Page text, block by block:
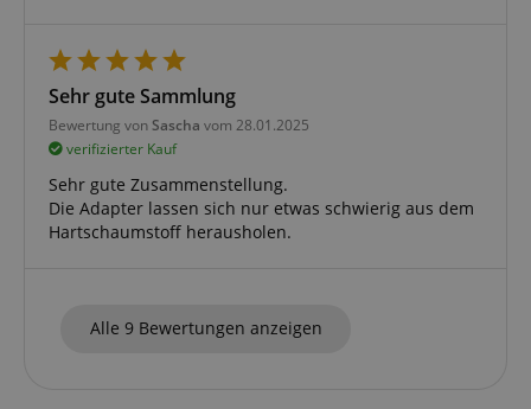
Sehr gute Sammlung
Bewertung von Sascha vom 28.01.2025
verifizierter Kauf
Sehr gute Zusammenstellung.
Die Adapter lassen sich nur etwas schwierig aus dem
Hartschaumstoff herausholen.
Alle 9 Bewertungen anzeigen
Die durch diese Services gesammelten Daten
der Website zu gewährleisten, dir grundlegende
Einkaufs-Funktionen bereitzustellen, das Einkaufen
bei uns sicher zu machen und um Betrug zu
verhindern. Immer eingeschaltet.
Cookie
FPGSID